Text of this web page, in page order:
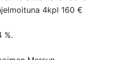
4kpl 160 €
%.